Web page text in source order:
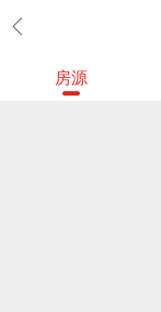
房源